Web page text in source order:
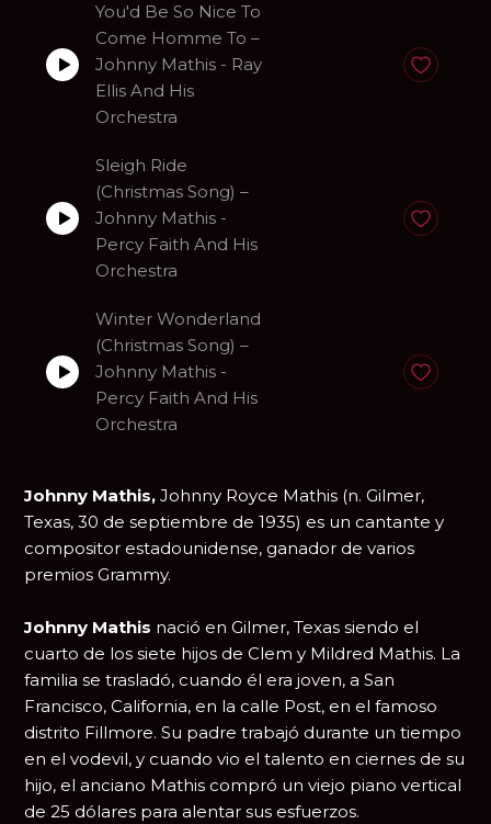
You'd Be So Nice To
Come Homme To –
Johnny Mathis - Ray
Ellis And His
Orchestra
Anadir a
Sleigh Ride
(Christmas Song) –
Johnny Mathis -
Percy Faith And His
Orchestra
Anadir a
Winter Wonderland
(Christmas Song) –
Johnny Mathis -
Percy Faith And His
Orchestra
Anadir a
Johnny Mathis,Johnny Royce Mathis (n. Gilmer,
Texas, 30 de septiembre de 1935) es un cantante y
compositor estadounidense, ganador de varios
premios Grammy.
Johnny Mathis nació en Gilmer, Texas siendo el
cuarto de los siete hijos de Clem y Mildred Mathis. La
familia se trasladó, cuando él era joven, a San
Francisco, California, en la calle Post, en el famoso
distrito Fillmore. Su padre trabajó durante un tiempo
en el vodevil, y cuando vio el talento en ciernes de su
hijo, el anciano Mathis compró un viejo piano vertical
de 25 dólares para alentar sus esfuerzos.